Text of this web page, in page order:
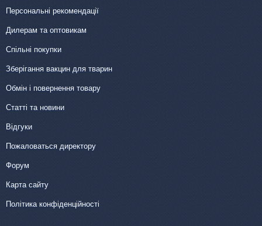
Персональні рекомендації
Дилерам та оптовикам
Спільні покупки
Зберігання вакцин для тварин
Обмін і повернення товару
Статті та новини
Відгуки
Пожаловаться директору
Форум
Карта сайту
Політика конфіденційності